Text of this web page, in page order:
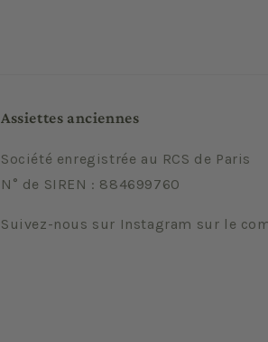
Assiettes anciennes
Société enregistrée au RCS de Paris
N° de SIREN : 884699760
Suivez-nous sur Instagram sur le